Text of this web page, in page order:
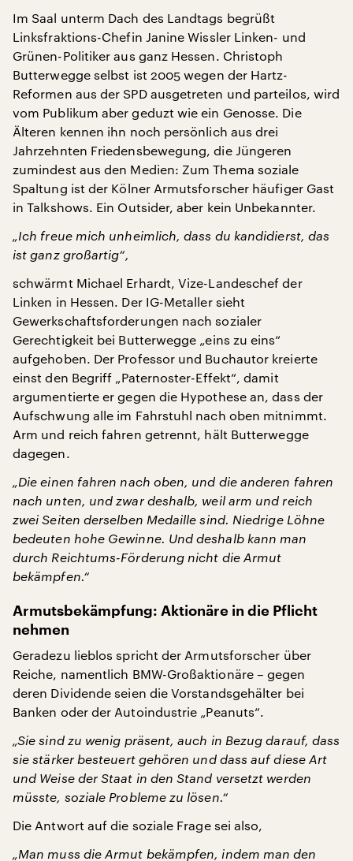
Im Saal unterm Dach des Landtags begrüßt
Linksfraktions-Chefin Janine Wissler Linken- und
Grünen-Politiker aus ganz Hessen. Christoph
Butterwegge selbst ist 2005 wegen der Hartz-
Reformen aus der SPD ausgetreten und parteilos, wird
vom Publikum aber geduzt wie ein Genosse. Die
Älteren kennen ihn noch persönlich aus drei
Jahrzehnten Friedensbewegung, die Jüngeren
zumindest aus den Medien: Zum Thema soziale
Spaltung ist der Kölner Armutsforscher häufiger Gast
in Talkshows. Ein Outsider, aber kein Unbekannter.
„Ich freue mich unheimlich, dass du kandidierst, das
ist ganz großartig“,
schwärmt Michael Erhardt, Vize-Landeschef der
Linken in Hessen. Der IG-Metaller sieht
Gewerkschaftsforderungen nach sozialer
Gerechtigkeit bei Butterwegge „eins zu eins“
aufgehoben. Der Professor und Buchautor kreierte
einst den Begriff „Paternoster-Effekt“, damit
argumentierte er gegen die Hypothese an, dass der
Aufschwung alle im Fahrstuhl nach oben mitnimmt.
Arm und reich fahren getrennt, hält Butterwegge
dagegen.
„Die einen fahren nach oben, und die anderen fahren
nach unten, und zwar deshalb, weil arm und reich
zwei Seiten derselben Medaille sind. Niedrige Löhne
bedeuten hohe Gewinne. Und deshalb kann man
durch Reichtums-Förderung nicht die Armut
bekämpfen.“
Armutsbekämpfung: Aktionäre in die Pflicht
nehmen
Geradezu lieblos spricht der Armutsforscher über
Reiche, namentlich BMW-Großaktionäre – gegen
deren Dividende seien die Vorstandsgehälter bei
Banken oder der Autoindustrie „Peanuts“.
„Sie sind zu wenig präsent, auch in Bezug darauf, dass
sie stärker besteuert gehören und dass auf diese Art
und Weise der Staat in den Stand versetzt werden
müsste, soziale Probleme zu lösen.“
Die Antwort auf die soziale Frage sei also,
„Man muss die Armut bekämpfen, indem man den